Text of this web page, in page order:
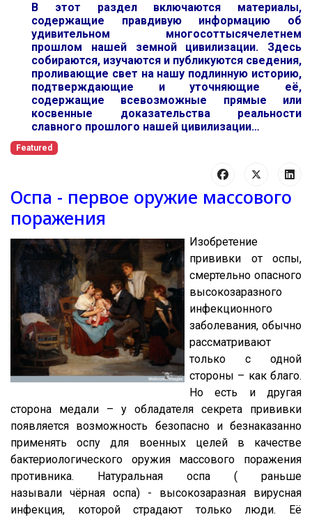
В этот раздел включаются материалы,
содержащие правдивую информацию об
удивительном многосоттысячелетнем
прошлом нашей земной цивилизации. Здесь
собираются, изучаются и публикуются сведения,
проливающие свет на нашу подлинную историю,
подтверждающие и уточняющие её,
содержащие всевозможные прямые или
косвенные доказательства реальности
славного прошлого нашей цивилизации…
Featured
Оспа - первое оружие массового
поражения
Изобретение
прививки от оспы,
смертельно опасного
высокозаразного
инфекционного
заболевания, обычно
рассматривают
только с одной
стороны – как благо.
Но есть и другая
сторона медали – у обладателя секрета прививки
появляется возможность безопасно и безнаказанно
применять оспу для военных целей в качестве
бактериологического оружия массового поражения
противника. Натуральная оспа ( раньше
называли чёрная оспа) - высокозаразная вирусная
инфекция, которой страдают только люди. Её